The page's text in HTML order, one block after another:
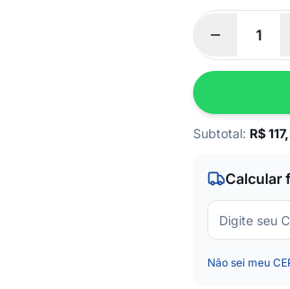
Subtotal: R$
Calcular
Não sei meu